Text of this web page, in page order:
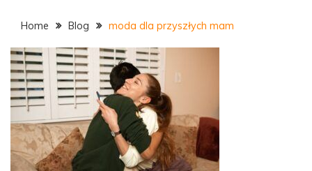
Home Blog moda dla przyszłych mam